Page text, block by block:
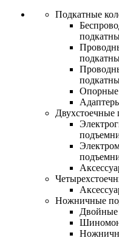
Подкатные
Опорные
Двухстоечные
Ножничные